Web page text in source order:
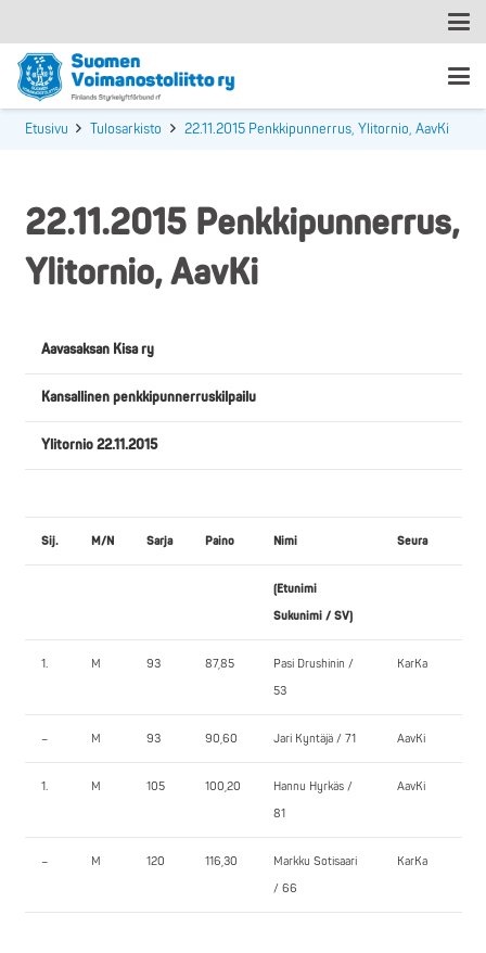
Etusivu Tulosarkisto 22.11.2015 Penkkipunnerrus, Ylitornio, AavKi
22.11.2015 Penkkipunnerrus,
Ylitornio, AavKi
Aavasaksan Kisa ry
Kansallinen penkkipunnerruskilpailu
Ylitornio 22.11.2015
Sij. M/N Sarja Paino Nimi Seura
(Etunimi
Sukunimi / SV)
1. M 93 87,85
Pasi Drushinin /
53
KarKa
– M 93 90,60 Jari Kyntäjä / 71 AavKi
1. M 105 100,20
Hannu Hyrkäs /
81
AavKi
– M 120 116,30
Markku Sotisaari
/ 66
KarKa